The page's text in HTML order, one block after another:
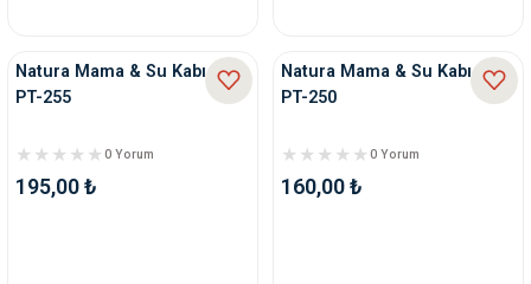
Natura Mama & Su Kabı 2 Lt
PT-255
0 Yorum
195,00 ₺
Natura Mama & Su Kabı 1 Lt
PT-250
0 Yorum
160,00 ₺